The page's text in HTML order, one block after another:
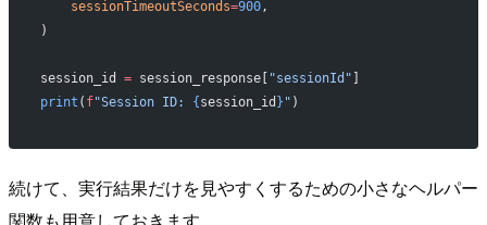
    sessionTimeoutSeconds
=900,
)
session_id = session_response[ "sessionId"
print ( f"Session ID: { session_id } " )
続けて、実行結果だけを見やすくするための小さなヘルパー